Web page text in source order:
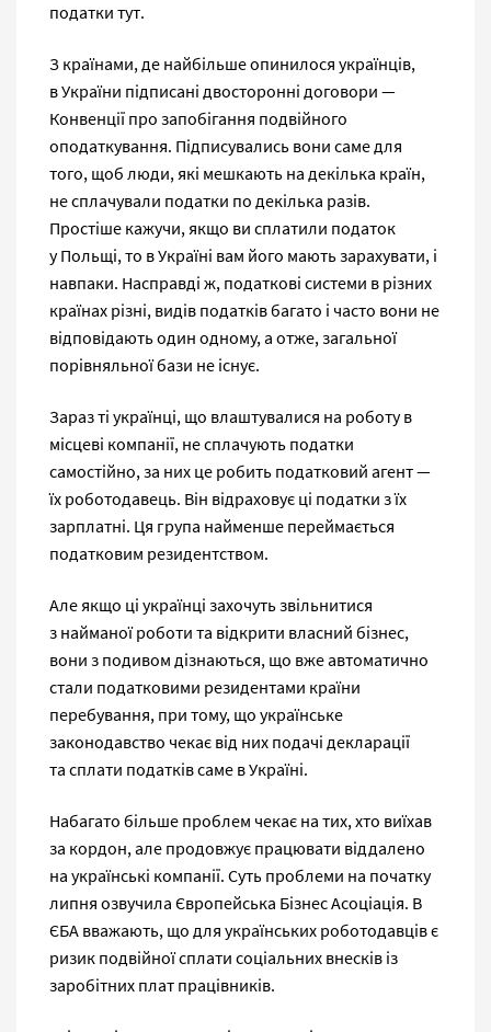
податки тут.
З країнами, де найбільше опинилося українців,
в України підписані двосторонні договори —
Конвенції про запобігання подвійного
оподаткування. Підписувались вони саме для
того, щоб люди, які мешкають на декілька країн,
не сплачували податки по декілька разів.
Простіше кажучи, якщо ви сплатили податок
у Польщі, то в Україні вам його мають зарахувати, і
навпаки. Насправді ж, податкові системи в різних
країнах різні, видів податків багато і часто вони не
відповідають один одному, а отже, загальної
порівняльної бази не існує.
Зараз ті українці, що влаштувалися на роботу в
місцеві компанії, не сплачують податки
самостійно, за них це робить податковий агент —
їх роботодавець. Він відраховує ці податки з їх
зарплатні. Ця група найменше переймається
податковим резидентством.
Але якщо ці українці захочуть звільнитися
з найманої роботи та відкрити власний бізнес,
вони з подивом дізнаються, що вже автоматично
стали податковими резидентами країни
перебування, при тому, що українське
законодавство чекає від них подачі декларації
та сплати податків саме в Україні.
Набагато більше проблем чекає на тих, хто виїхав
за кордон, але продовжує працювати віддалено
на українські компанії. Суть проблеми на початку
липня озвучила Європейська Бізнес Асоціація. В
ЄБА вважають, що для українських роботодавців є
ризик подвійної сплати соціальних внесків із
заробітних плат працівників.